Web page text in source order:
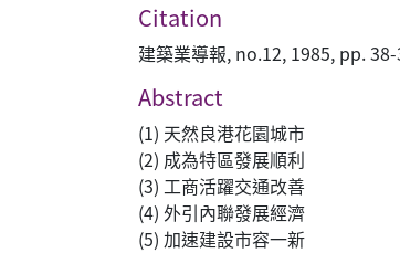
Citation
建築業導報, no.12, 1985, pp.
Abstract
(1) 天然良港花園城市
(2) 成為特區發展順利
(3) 工商活躍交通改善
(4) 外引內聯發展經濟
(5) 加速建設市容一新